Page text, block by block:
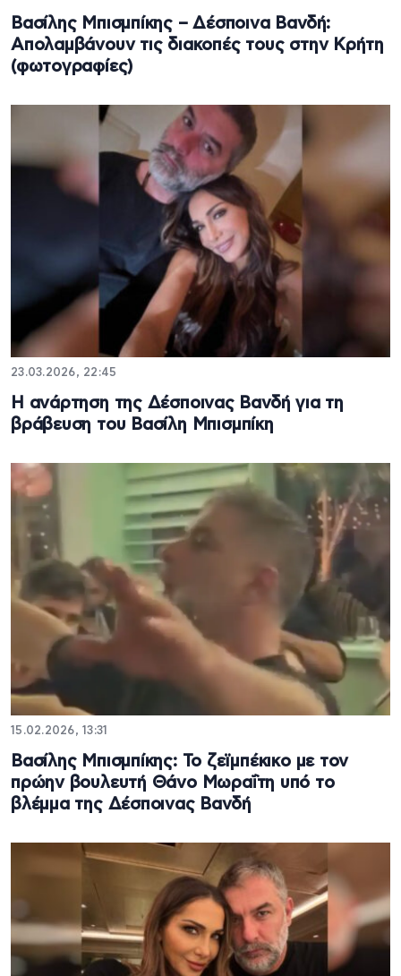
Βασίλης Μπισμπίκης – Δέσποινα Βανδή:
Aπολαμβάνουν τις διακοπές τους στην Κρήτη
(φωτογραφίες)
23.03.2026, 22:45
Η ανάρτηση της Δέσποινας Βανδή για τη
βράβευση του Βασίλη Μπισμπίκη
15.02.2026, 13:31
Βασίλης Μπισμπίκης: Το ζεϊμπέκικο με τον
πρώην βουλευτή Θάνο Μωραΐτη υπό το
βλέμμα της Δέσποινας Βανδή